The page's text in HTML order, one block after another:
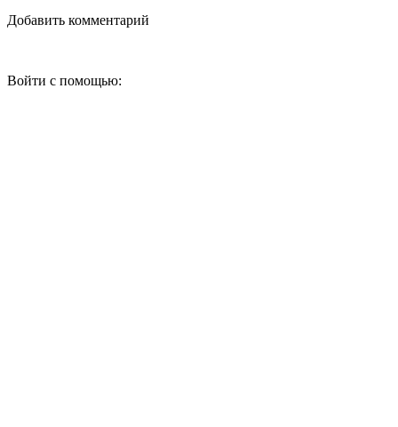
Добавить комментарий
Войти с помощью: